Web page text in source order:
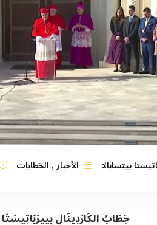
بيتسابالا الأخبار, الخطابات
خِطَابُ الكَارْدِينَالِ بِييرْبَاتِيسْتَا